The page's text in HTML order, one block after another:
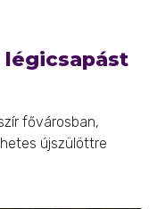
légicsapást
fővárosban,
újszülöttre